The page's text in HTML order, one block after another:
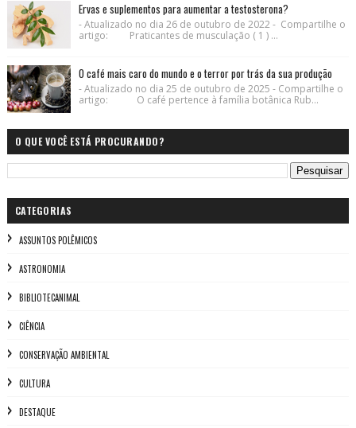
Ervas e suplementos para aumentar a testosterona?
- Atualizado no dia 26 de outubro de 2022 - Compartilhe o
artigo: Praticantes de musculação ( 1 ) ...
O café mais caro do mundo e o terror por trás da sua produção
- Atualizado no dia 25 de outubro de 2025 - Compartilhe o
artigo: O café pertence à família botânica Rub...
O QUE VOCÊ ESTÁ PROCURANDO?
CATEGORIAS
ASSUNTOS POLÊMICOS
ASTRONOMIA
BIBLIOTECANIMAL
CIÊNCIA
CONSERVAÇÃO AMBIENTAL
CULTURA
DESTAQUE